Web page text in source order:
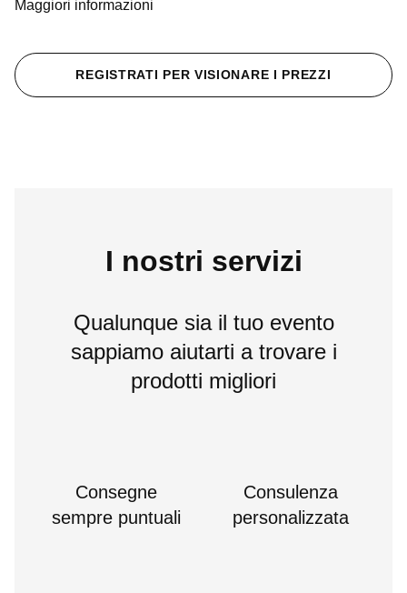
Maggiori informazioni
REGISTRATI PER VISIONARE I PREZZI
I nostri servizi
Qualunque sia il tuo evento
sappiamo aiutarti a trovare i
prodotti migliori
Consegne
sempre puntuali
Consulenza
personalizzata